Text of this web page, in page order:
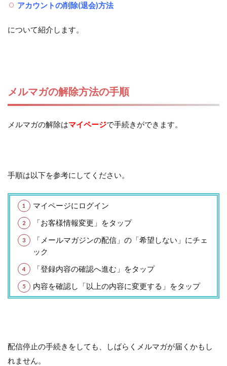
アカウントの削除(退会)方法
について紹介します。
メルマガの解除方法の手順
メルマガの解除はマイページで手続きができます。
手順は以下を参考にしてください。
マイページにログイン
「お客様情報変更」をタップ
「メールマガジンの配信」の「希望しない」にチェ
ック
「登録内容の確認へ進む」をタップ
内容を確認し「以上の内容に変更する」をタップ
配信停止の手続きをしても、しばらくメルマガが届くかもし
れません。